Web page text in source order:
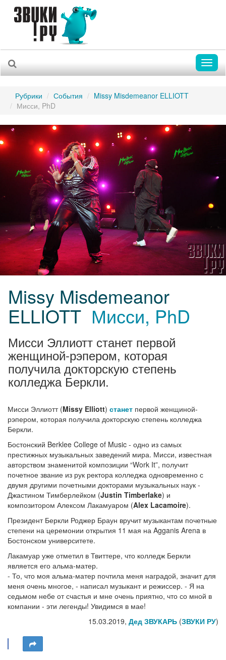
Рубрики События
Missy Misdemeanor ELLIOTT
Мисси, PhD
Missy Misdemeanor
ELLIOTT Мисси, PhD
Мисси Эллиотт станет первой
женщиной-рэпером, которая
получила докторскую степень
колледжа Беркли.
Мисси Эллиотт (Missy Elliott) станет первой женщиной-
рэпером, которая получила докторскую степень колледжа
Беркли.
Бостонский Berklee College of Music - одно из самых
престижных музыкальных заведений мира. Мисси, известная
авторством знаменитой композиции “Work It”, получит
почетное звание из рук ректора колледжа одновременно с
двумя другими почетными докторами музыкальных наук -
Джастином Тимберлейком (Justin Timberlake) и
композитором Алексом Лакамуаром (Alex Lacamoire).
Президент Беркли Роджер Браун вручит музыкантам почетные
степени на церемонии открытия 11 мая на Agganis Arena в
Бостонском университете.
Лакамуар уже отметил в Твиттере, что колледж Беркли
является его альма-матер.
- То, что моя альма-матер почтила меня наградой, значит для
меня очень многое, - написал музыкант и режиссер. - Я на
седьмом небе от счастья и мне очень приятно, что со мной в
компании - эти легенды! Увидимся в мае!
15.03.2019, Дед ЗВУКАРЬ (ЗВУКИ РУ)